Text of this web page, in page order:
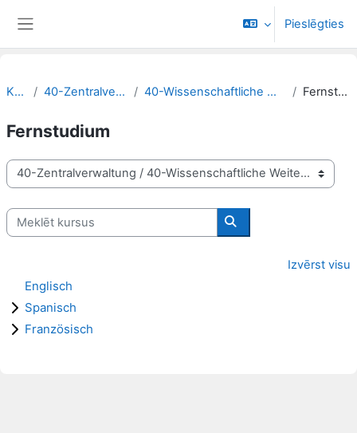
Pieslēgties
Kursi 40-Zentralverwaltung 40-Wissenschaftliche Weiterbildung Fernstudium
Fernstudium
Kursu kategorijas
Meklēt kursus
Meklēt kursus
Izvērst visu
Englisch
Spanisch
Französisch